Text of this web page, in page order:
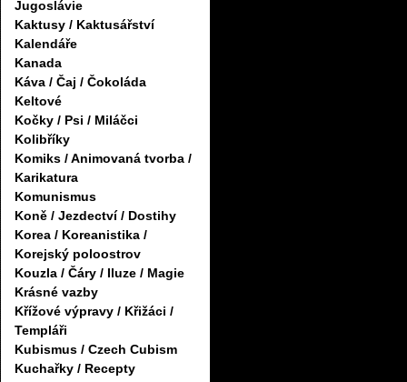
Jugoslávie
Kaktusy / Kaktusářství
Kalendáře
Kanada
Káva / Čaj / Čokoláda
Keltové
Kočky / Psi / Miláčci
Kolibříky
Komiks / Animovaná tvorba /
Karikatura
Komunismus
Koně / Jezdectví / Dostihy
Korea / Koreanistika /
Korejský poloostrov
Kouzla / Čáry / Iluze / Magie
Krásné vazby
Křížové výpravy / Křižáci /
Templáři
Kubismus / Czech Cubism
Kuchařky / Recepty